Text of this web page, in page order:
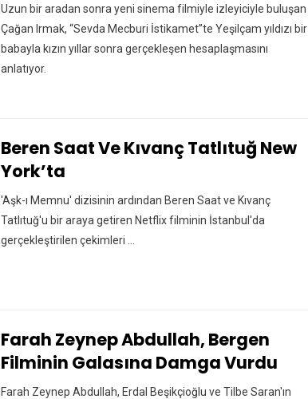
Uzun bir aradan sonra yeni sinema filmiyle izleyiciyle buluşan
Çağan Irmak, “Sevda Mecburi İstikamet”te Yeşilçam yıldızı bir
babayla kızın yıllar sonra gerçekleşen hesaplaşmasını
anlatıyor.
Beren Saat Ve Kıvanç Tatlıtuğ New
York’ta
'Aşk-ı Memnu' dizisinin ardından Beren Saat ve Kıvanç
Tatlıtuğ'u bir araya getiren Netflix filminin İstanbul'da
gerçekleştirilen çekimleri ...
Farah Zeynep Abdullah, Bergen
Filminin Galasına Damga Vurdu
Farah Zeynep Abdullah, Erdal Beşikçioğlu ve Tilbe Saran'ın